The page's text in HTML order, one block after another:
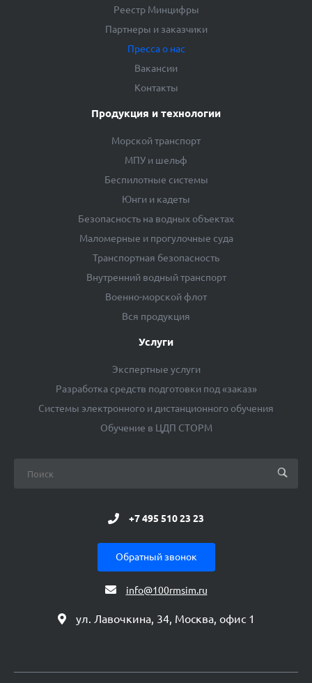
Реестр Минцифры
Партнеры и заказчики
Пресса о нас
Вакансии
Контакты
Продукция и технологии
Морской транспорт
МПУ и шельф
Беспилотные системы
Юнги и кадеты
Безопасность на водных объектах
Маломерные и прогулочные суда
Транспортная безопасность
Внутренний водный транспорт
Военно-морской флот
Вся продукция
Услуги
Экспертные услуги
Разработка средств подготовки под «заказ»
Системы электронного и дистанционного обучения
Обучение в ЦДП СТОРМ
+7 495 510 23 23
Обратный звонок
info@100rmsim.ru
ул. Лавочкина, 34, Москва, офис 1